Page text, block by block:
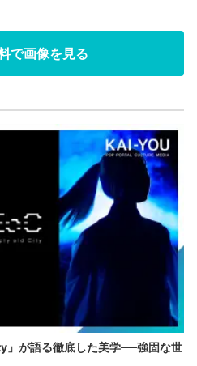
で画像を見る
が語る徹底した美学──強固な世